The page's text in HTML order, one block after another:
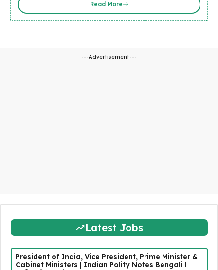
Read More
---Advertisement---
Latest Jobs
President of India, Vice President, Prime Minister &
Cabinet Ministers | Indian Polity Notes Bengali l